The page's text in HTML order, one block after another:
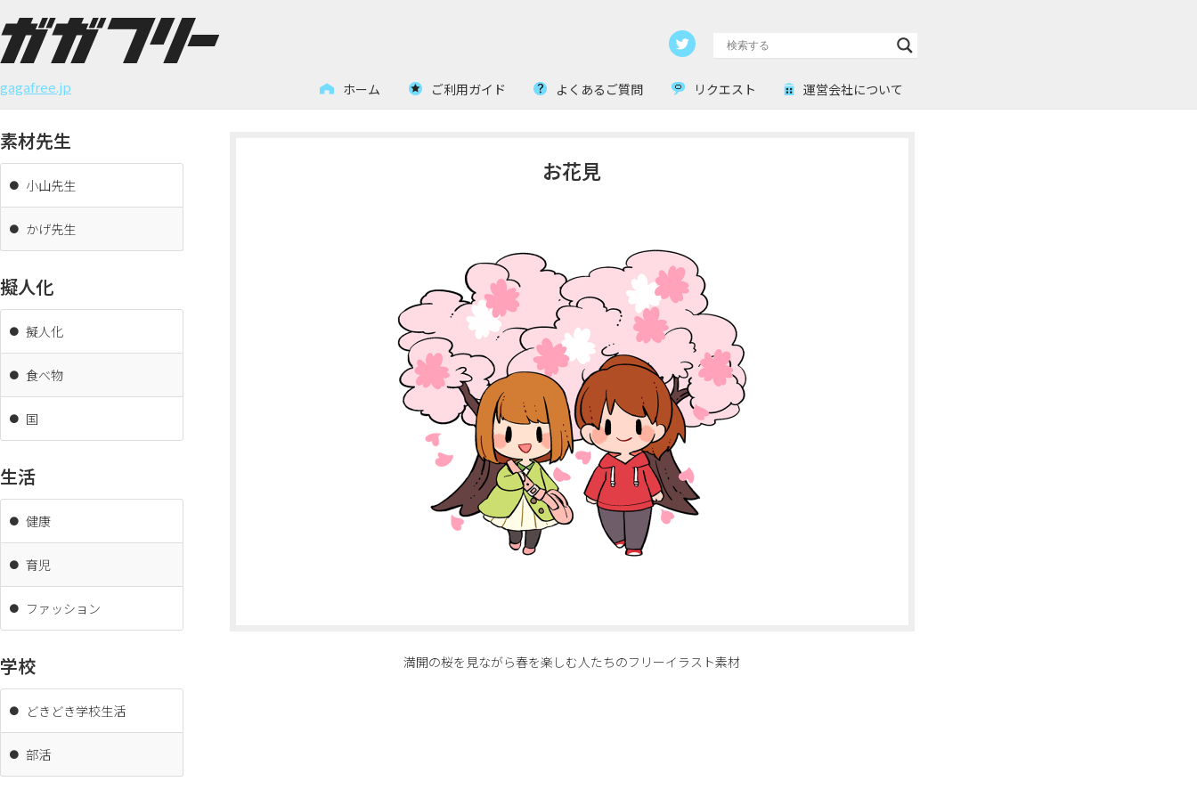
コ
テ
ツ
キ
ッ
プ
gagafree.jp ホーム ご利用ガイド よくあるご質問 リクエスト 運営会社について
素材先生
小山先生
かげ先生
擬人化
擬人化
食べ物
国
生活
健康
育児
ファッション
学校
どきどき学校生活
部活
お花見
満開の桜を見ながら春を楽しむ人たちのフリーイラスト素材